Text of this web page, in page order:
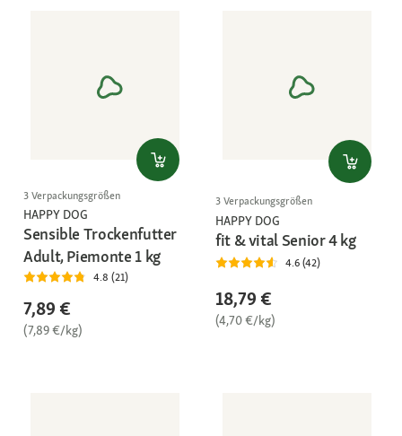
3 Verpackungsgrößen
HAPPY DOG
Sensible Trockenfutter
Adult, Piemonte 1 kg
4.8 (21)
7,89 €
(7,89 €/kg)
3 Verpackungsgrößen
HAPPY DOG
fit & vital Senior 4 kg
4.6 (42)
18,79 €
(4,70 €/kg)